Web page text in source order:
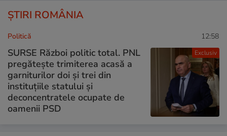
ȘTIRI ROMÂNIA
Exclusiv
Politică 12:58
SURSE Război politic total. PNL
pregătește trimiterea acasă a
garniturilor doi și trei din
instituțiile statului și
deconcentratele ocupate de
oamenii PSD